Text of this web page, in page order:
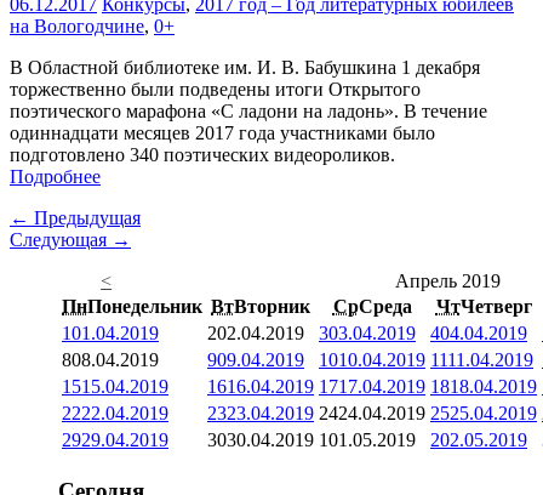
06.12.2017 Конкурсы, 2017 год – Год литературных юбилеев
на Вологодчине, 0+
В Областной библиотеке им. И. В. Бабушкина 1 декабря
торжественно были подведены итоги Открытого
поэтического марафона «С ладони на ладонь». В течение
одиннадцати месяцев 2017 года участниками было
подготовлено 340 поэтических видеороликов.
Подробнее
← Предыдущая
Следующая →
<
Апрель 2019
ПнПонедельник ВтВторник СрСреда ЧтЧетверг
101.04.2019 202.04.2019 303.04.2019 404.04.2019
808.04.2019 909.04.2019 1010.04.2019 1111.04.2019
1515.04.2019 1616.04.2019 1717.04.2019 1818.04.2019
2222.04.2019 2323.04.2019 2424.04.2019 2525.04.2019
2929.04.2019 3030.04.2019 101.05.2019 202.05.2019